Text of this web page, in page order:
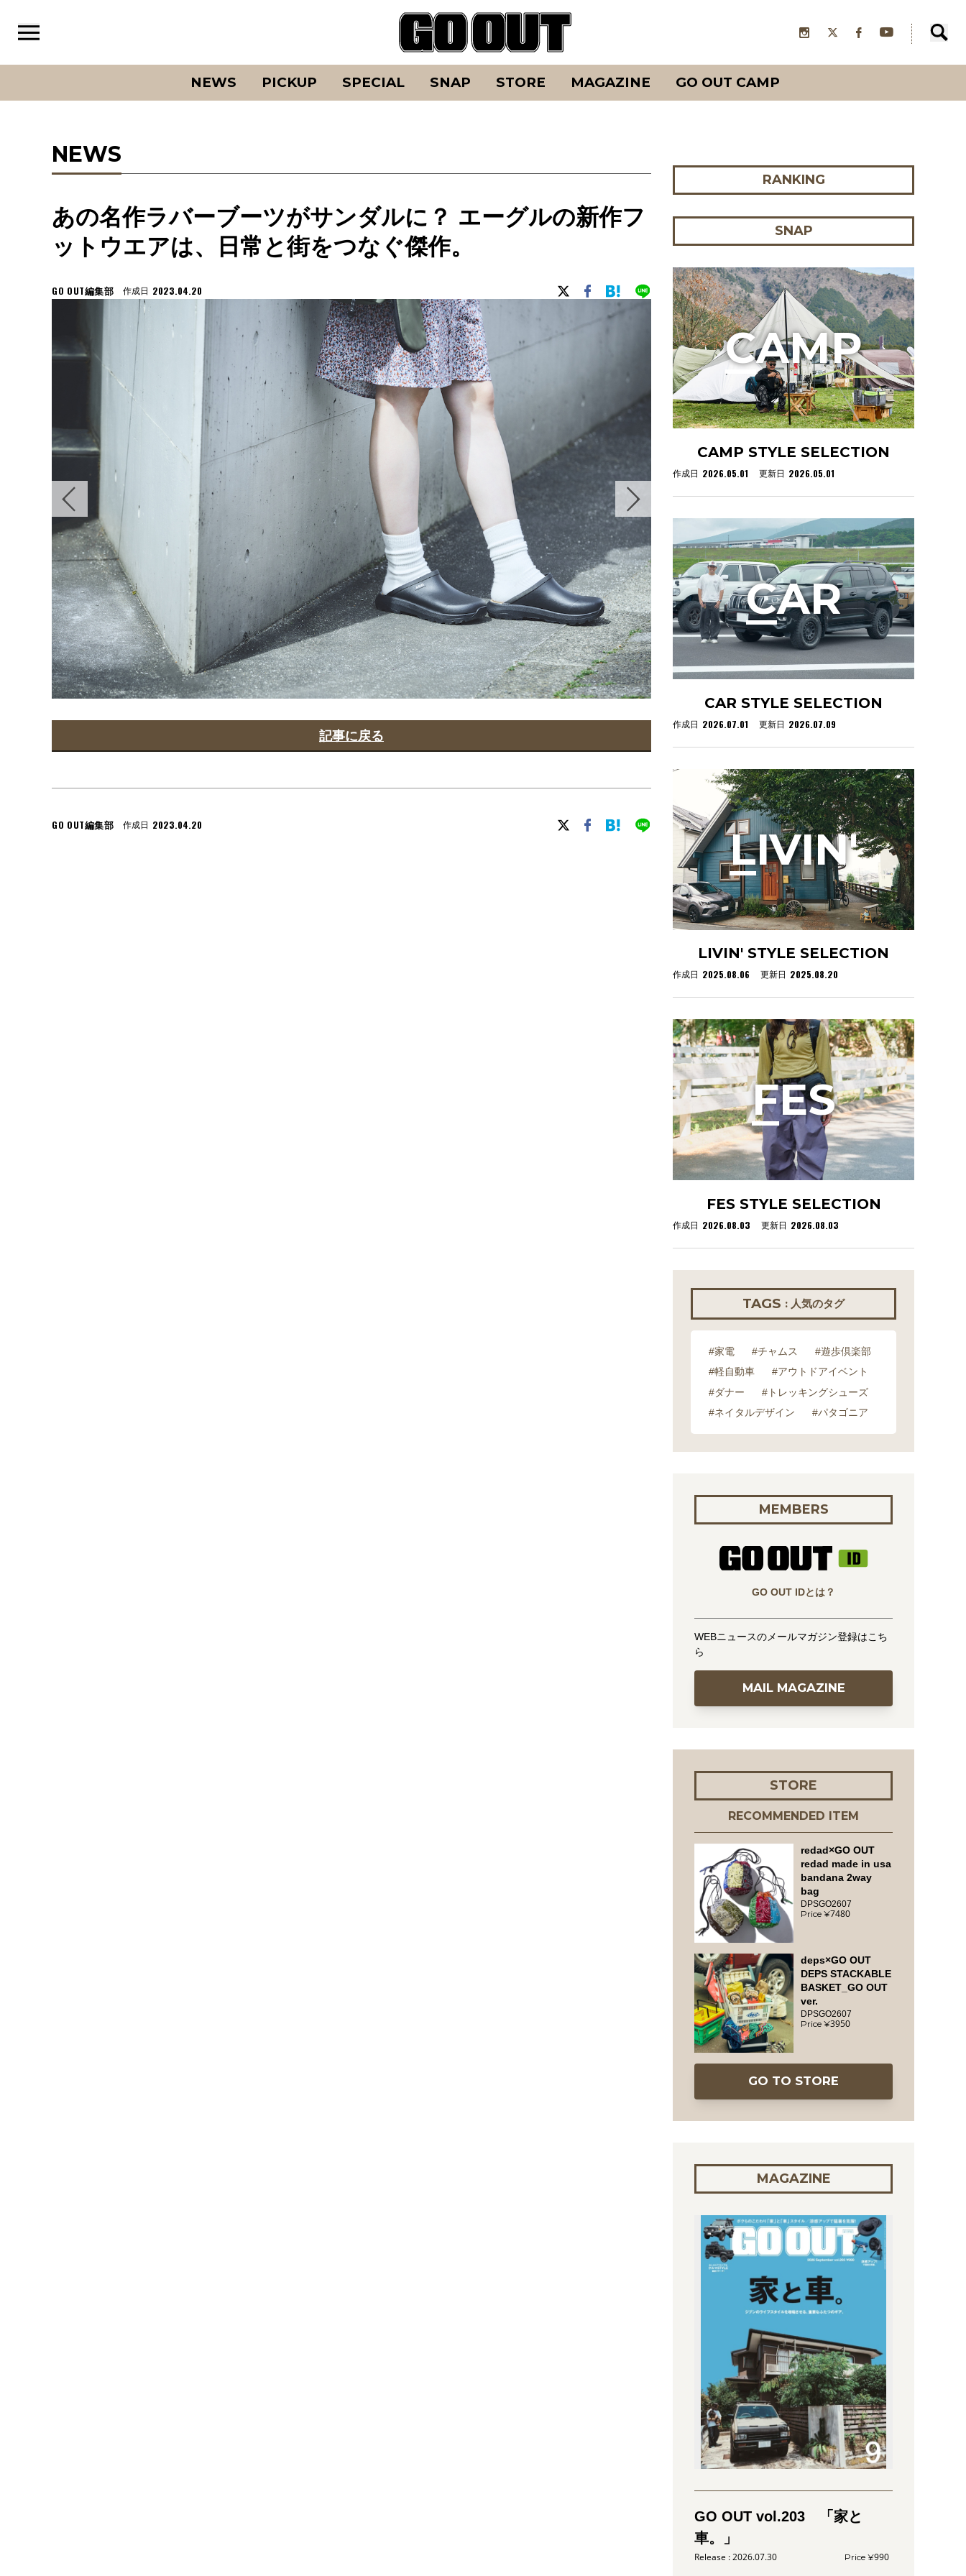
NEWS PICKUP SPECIAL SNAP STORE MAGAZINE GO OUT CAMP
NEWS
あの名作ラバーブーツがサンダルに？ エーグルの新作フ
ットウエアは、日常と街をつなぐ傑作。
GO OUT編集部 作成日 2023.04.20
記事に戻る
GO OUT編集部 作成日 2023.04.20
RANKING
SNAP
CAMP STYLE SELECTION
作成日 2026.05.01 更新日 2026.05.01
CAMP
CAR STYLE SELECTION
作成日 2026.07.01 更新日 2026.07.09
CAR
LIVIN' STYLE SELECTION
作成日 2025.08.06 更新日 2025.08.20
LIVIN'
FES STYLE SELECTION
作成日 2026.08.03 更新日 2026.08.03
FES
TAGS : 人気のタグ
#家電 #チャムス
#遊歩倶楽部
#軽自動車
#アウトドアイベント
#ダナー
#トレッキングシューズ
#ネイタルデザイン
#パタゴニア
MEMBERS
GO OUT IDとは？
WEBニュースのメールマガジン登録はこち
ら
MAIL MAGAZINE
STORE
RECOMMENDED ITEM
redad×GO OUT
redad made in usa
bandana 2way
bag
DPSGO2607
7480
deps×GO OUT
DEPS STACKABLE
BASKET_GO OUT
ver.
DPSGO2607
3950
GO TO STORE
MAGAZINE
GO OUT vol.203 「家と
車。」
2026.07.30 990